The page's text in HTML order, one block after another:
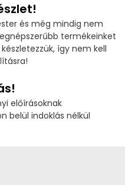
és még mindig nem
termékeinket
így nem kell
előírásoknak
belül indoklás nélkül